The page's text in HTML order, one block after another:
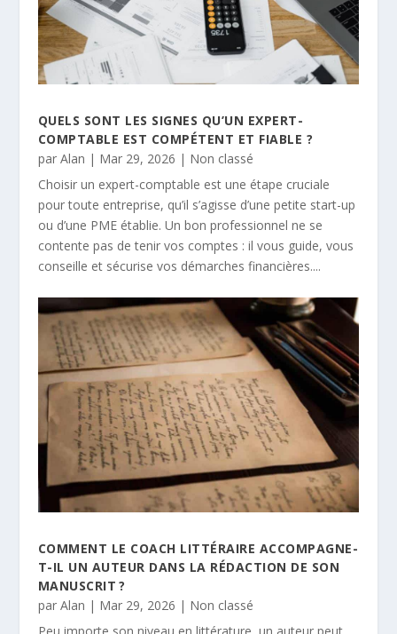
QUELS SONT LES SIGNES QU’UN EXPERT-
COMPTABLE EST COMPÉTENT ET FIABLE ?
par Alan | Mar 29, 2026 | Non classé
Choisir un expert-comptable est une étape cruciale
pour toute entreprise, qu’il s’agisse d’une petite start-up
ou d’une PME établie. Un bon professionnel ne se
contente pas de tenir vos comptes : il vous guide, vous
conseille et sécurise vos démarches financières....
COMMENT LE COACH LITTÉRAIRE ACCOMPAGNE-
T-IL UN AUTEUR DANS LA RÉDACTION DE SON
MANUSCRIT ?
par Alan | Mar 29, 2026 | Non classé